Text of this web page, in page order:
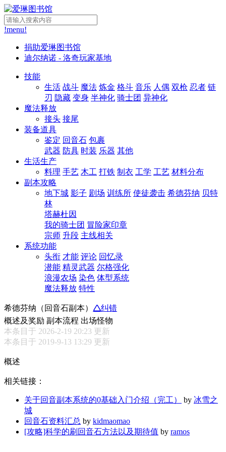
!menu!
捐助爱琳图书馆
迪尔纳诺 - 洛奇玩家基地
技能
生活 战斗 魔法 炼金 格斗 音乐 人偶 双枪 忍者 链
刃 隐藏 变身 半神化 骑士团 异神化
魔法释放
接头 接尾
装备道具
鉴定 回音石 包裹
武器 防具 时装 乐器 其他
生活生产
料理 手艺 木工 打铁 制衣 工学 工艺 材料分布
副本攻略
地下城 影子 剧场 训练所 使徒袭击 希德芬纳 贝特
林
塔赫杜因
我的骑士团 冒险家印章
宗师 升段 主线相关
系统功能
头衔 才能 评论 回忆录
潜能 精灵武器 尔格强化
浪漫农场 染色 体型系统
魔法释放 特性
希德芬纳（回音石副本） 🛆纠错
概述及奖励 副本流程 出场怪物
本条目于 2026-2-19 20:23 更新
本条目于 2019-9-13 13:29 更新
概述
相关链接：
关于回音副本系统的0基础入门介绍（完工） by 冰雪之
城
回音石资料汇总 by kidmaomao
[攻略]科学的刷回音石方法以及期待值 by ramos